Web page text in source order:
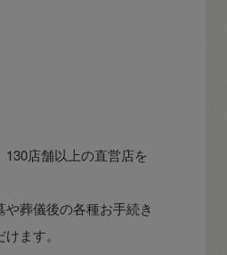
店舗以上の直営店を
葬儀後の各種お手続き
ます。